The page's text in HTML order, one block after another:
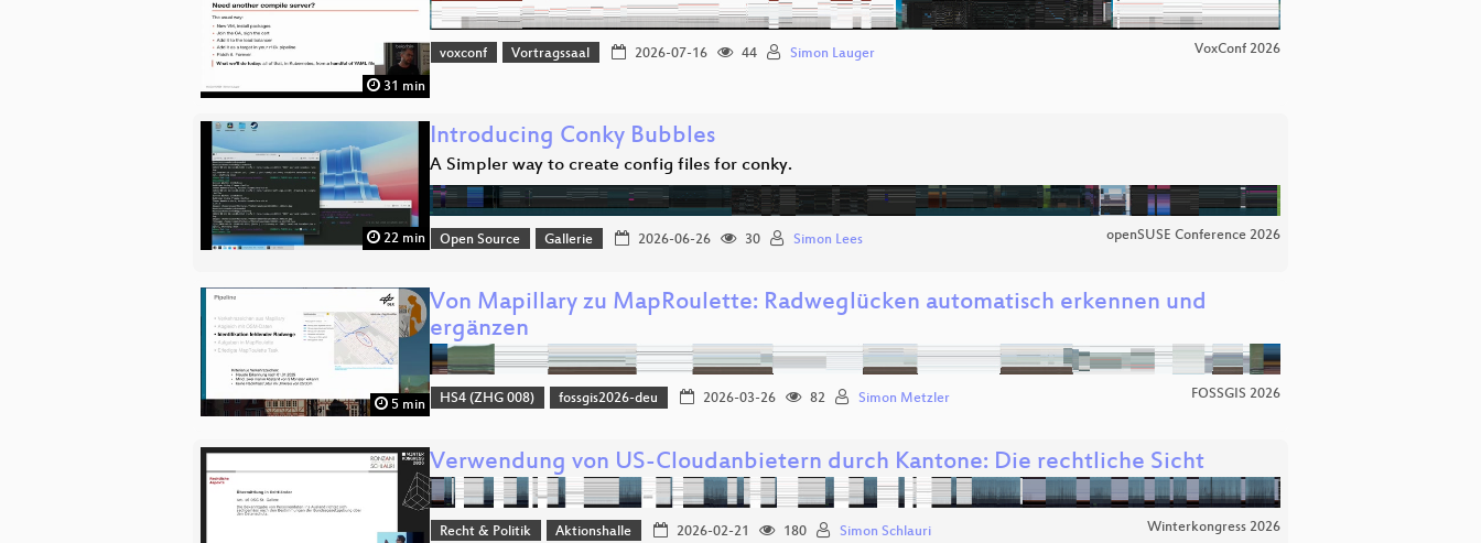
31 min
voxconf Vortragssaal 2026-07-16 44 Simon Lauger VoxConf 2026
22 min
Introducing Conky Bubbles
A Simpler way to create config files for conky.
Open Source Gallerie 2026-06-26 30 Simon Lees openSUSE Conference 2026
5 min
Von Mapillary zu MapRoulette: Radweglücken automatisch erkennen und
ergänzen
HS4 (ZHG 008) fossgis2026-deu 2026-03-26 82 Simon Metzler FOSSGIS 2026
Verwendung von US-Cloudanbietern durch Kantone: Die rechtliche Sicht
Recht & Politik Aktionshalle 2026-02-21 180 Simon Schlauri Winterkongress 2026